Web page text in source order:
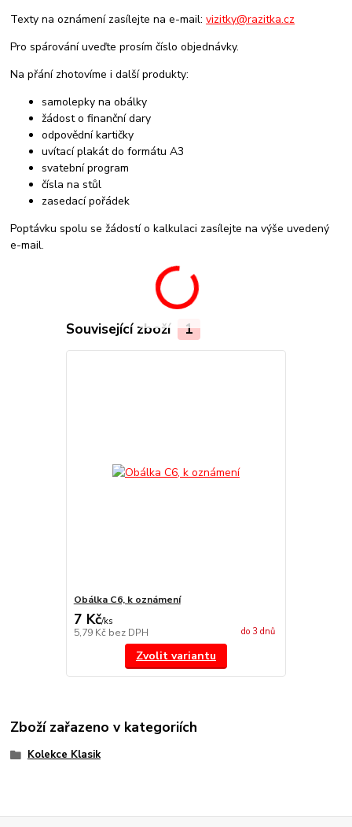
Texty na oznámení zasílejte na e-mail:vizitky@razitka.cz
Pro spárování uveďte prosím číslo objednávky.
Na přání zhotovíme i další produkty:
samolepky na obálky
žádost o finanční dary
odpovědní kartičky
uvítací plakát do formátu A3
svatební program
čísla na stůl
zasedací pořádek
Poptávku spolu se žádostí o kalkulaci zasílejte na výše uvedený
e-mail.
Související zboží 1
Obálka C6, k oznámení
7 Kč/ks
5,79 Kč bez DPH do 3 dnů
Zvolit variantu
Zboží zařazeno v kategoriích
Kolekce Klasik